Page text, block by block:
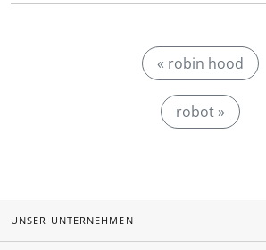
« robin hood
robot »
UNSER UNTERNEHMEN